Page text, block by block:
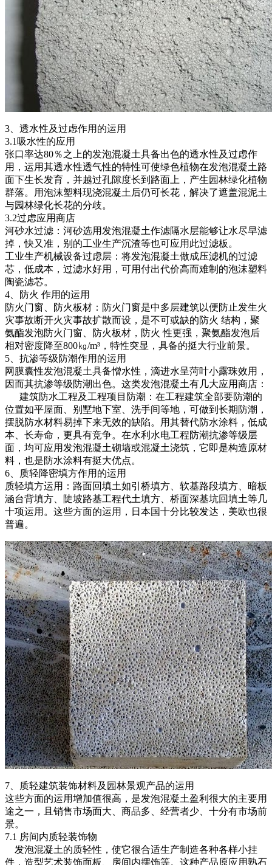
3、透水性及过虑作用的运用
3.1吸水性的应用
张口率达80％之上的发泡混凝土具备出色的透水性及过虑作
用，运用其透水性透气性的特性可使绿色植物在发泡混凝土路
面下生长发育，并越过孔隙度长到路面上，产生园林绿化植物
群落。用泡沫塑料现浇混凝土后仍可长花，解决了遮盖混泥土
与园林绿化长花的分歧。
3.2过虑应用商店
河砂水过滤：河砂选用发泡混凝土作滤隔水层能够让水尽早滤
掉，快又准，别的工业生产沉渣等也可应用此过滤板。
工业生产机械设备过虑层：将发泡混凝土做成压滤机的过滤
芯，低成本，过滤水好用，可用付出代价高而难制的泡沫塑料
陶瓷滤芯。
4、防火 作用的运用
防火门窗、防火板材：防火门窗是中多层建筑以便防止发生火
灾事故断开火灾事故扩散而设，是不可或缺的防火 结构，聚
氨酯发泡防火门窗、防火板材，防火 性更强，聚氨酯发泡后
相对密度降至800㎏/m³，特性突显，具备的挺大行业前景。
5、抗渗等级防潮作用的运用
网膜囊性发泡混凝土具备憎水性，滴进水呈菏叶小露珠效用，
因而其抗渗等级防潮出色。这类发泡混凝土有几大应用商店：
建筑防水工程及工程项目防潮：在工程建筑全部要防潮的
位置如平屋面、别墅地下室、洗手间等地，可做到长期防潮，
摆脱防水材料易掉下来无效的缺陷。用其替代防水涂料，低成
本、长寿命，更具有竞争。在水利水电工程防潮抗渗等级层
面，均可应用发泡混凝土砌墙或混凝土浇筑，它即是构造原材
料，也是防水涂料有挺大优点。
6、质轻降密填方作用的运用
质轻填方运用：路面回填土如引桥填方、软基路段填方、暗板
涵台背填方、陡坡路基工程代土填方、桥面深基坑回填土等几
十项运用。这些方面的运用，日本国十分比较发达，美欧也很
普遍。
7、质轻建筑装饰材料及园林景观产品的运用
这些方面的运用增加值很高，是发泡混凝土盈利很大的主要用
途之一，且销售市场面大、商品多、经营者少、十分有市场前
景。
7.1 房间内质轻装饰物
发泡混凝土的质轻性，使它很合适生产制造各种各样小挂
件，造型艺术装饰面板、房间内摆饰等。这种产品原应用熟石